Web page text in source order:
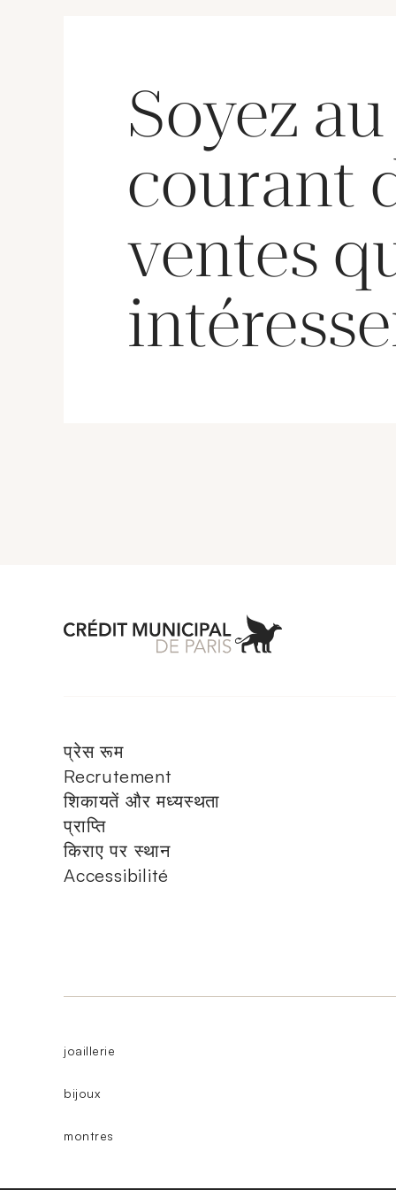
Soyez au
courant
ventes
Aller à l'accueil
प्रेस रूम
Recrutement
शिकायतें और मध्यस्थता
प्राप्ति
किराए पर स्थान
Accessibilité
joaillerie
bijoux
montres